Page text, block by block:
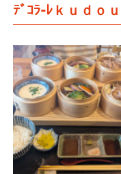
ﾃﾞｺﾗ-ﾚｋｕｄｏ